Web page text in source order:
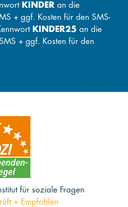
KINDER an die
+ ggf. Kosten für den SMS-
KINDER25 an die
+ ggf. Kosten für den
für soziale Fragen
+ Empfohlen